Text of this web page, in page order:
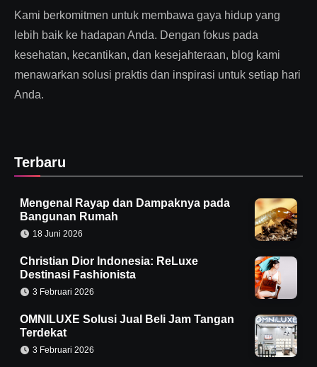
Kami berkomitmen untuk membawa gaya hidup yang
lebih baik ke hadapan Anda. Dengan fokus pada
kesehatan, kecantikan, dan kesejahteraan, blog kami
menawarkan solusi praktis dan inspirasi untuk setiap hari
Anda.
Terbaru
Mengenal Rayap dan Dampaknya pada
Bangunan Rumah
18 Juni 2026
Christian Dior Indonesia: ReLuxe
Destinasi Fashionista
3 Februari 2026
OMNILUXE Solusi Jual Beli Jam Tangan
Terdekat
3 Februari 2026